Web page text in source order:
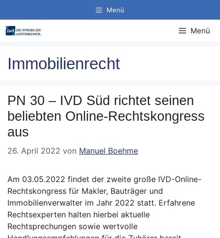
Inhalt
springen
Menü
Menü
Immobilienrecht
PN 30 – IVD Süd richtet seinen
beliebten Online-Rechtskongress
aus
26. April 2022 von Manuel Boehme
Am 03.05.2022 findet der zweite große IVD-Online-
Rechtskongress für Makler, Bauträger und
Immobilienverwalter im Jahr 2022 statt. Erfahrene
Rechtsexperten halten hierbei aktuelle
Rechtsprechungen sowie wertvolle